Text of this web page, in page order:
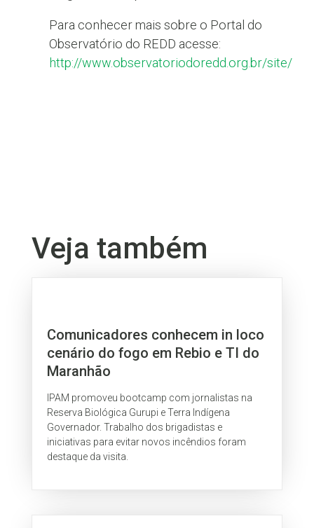
Para conhecer mais sobre o Portal do
Observatório do REDD acesse:
http://www.observatoriodoredd.org.br/site/
Veja também
Comunicadores conhecem in loco
cenário do fogo em Rebio e TI do
Maranhão
IPAM promoveu bootcamp com jornalistas na
Reserva Biológica Gurupi e Terra Indígena
Governador. Trabalho dos brigadistas e
iniciativas para evitar novos incêndios foram
destaque da visita.